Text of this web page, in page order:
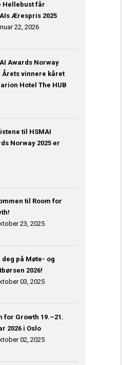
Hellebust får
Ærespris 2025
22, 2026
Awards Norway
Årets vinnere kåret
Hotel The HUB
til HSMAI
Norway 2025 er
til Room for
23, 2025
deg på Møte- og
2026!
03, 2025
for Growth 19.–21.
2026 i Oslo
02, 2025